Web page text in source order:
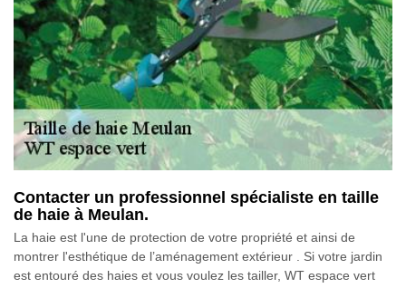
Contacter un professionnel spécialiste en taille
de haie à Meulan.
La haie est l'une de protection de votre propriété et ainsi de
montrer l'esthétique de l’aménagement extérieur . Si votre jardin
est entouré des haies et vous voulez les tailler, WT espace vert